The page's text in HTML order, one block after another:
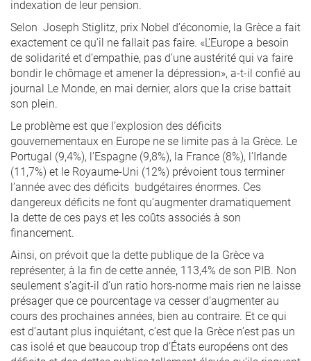
indexation de leur pension.
Selon Joseph Stiglitz, prix Nobel d’économie, la Grèce a fait
exactement ce qu’il ne fallait pas faire. «L’Europe a besoin
de solidarité et d’empathie, pas d’une austérité qui va faire
bondir le chômage et amener la dépression», a-t-il confié au
journal Le Monde, en mai dernier, alors que la crise battait
son plein.
Le problème est que l’explosion des déficits
gouvernementaux en Europe ne se limite pas à la Grèce. Le
Portugal (9,4%), l’Espagne (9,8%), la France (8%), l’Irlande
(11,7%) et le Royaume-Uni (12%) prévoient tous terminer
l’année avec des déficits budgétaires énormes. Ces
dangereux déficits ne font qu’augmenter dramatiquement
la dette de ces pays et les coûts associés à son
financement.
Ainsi, on prévoit que la dette publique de la Grèce va
représenter, à la fin de cette année, 113,4% de son PIB. Non
seulement s’agit-il d’un ratio hors-norme mais rien ne laisse
présager que ce pourcentage va cesser d’augmenter au
cours des prochaines années, bien au contraire. Et ce qui
est d’autant plus inquiétant, c’est que la Grèce n’est pas un
cas isolé et que beaucoup trop d’États européens ont des